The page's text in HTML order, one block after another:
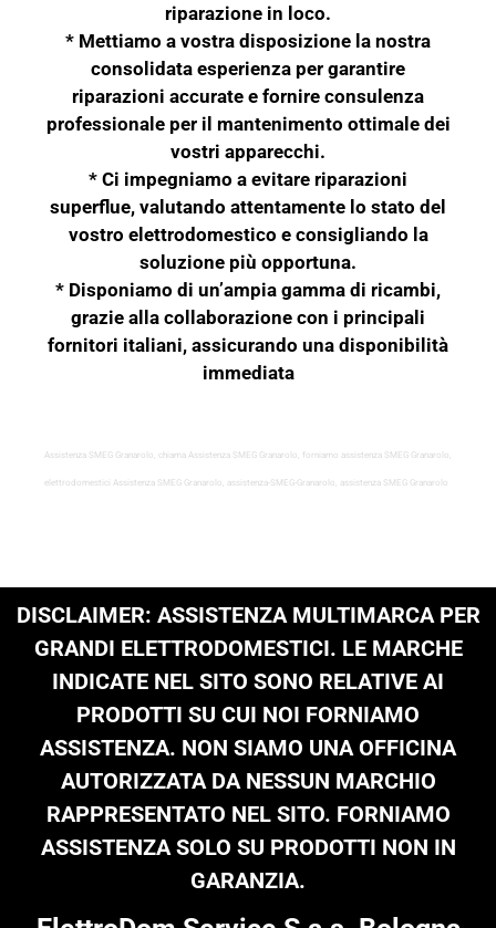
riparazione in loco.
* Mettiamo a vostra disposizione la nostra
consolidata esperienza per garantire
riparazioni accurate e fornire consulenza
professionale per il mantenimento ottimale dei
vostri apparecchi.
* Ci impegniamo a evitare riparazioni
superflue, valutando attentamente lo stato del
vostro elettrodomestico e consigliando la
soluzione più opportuna.
* Disponiamo di un’ampia gamma di ricambi,
grazie alla collaborazione con i principali
fornitori italiani, assicurando una disponibilità
immediata
Assistenza SMEG Granarolo, chiama Assistenza SMEG Granarolo, forniamo assistenza SMEG Granarolo,
elettrodomestici Assistenza SMEG Granarolo, assistenza-SMEG-Granarolo, assistenza SMEG Granarolo
DISCLAIMER: ASSISTENZA MULTIMARCA PER
GRANDI ELETTRODOMESTICI. LE MARCHE
INDICATE NEL SITO SONO RELATIVE AI
PRODOTTI SU CUI NOI FORNIAMO
ASSISTENZA. NON SIAMO UNA OFFICINA
AUTORIZZATA DA NESSUN MARCHIO
RAPPRESENTATO NEL SITO. FORNIAMO
ASSISTENZA SOLO SU PRODOTTI NON IN
GARANZIA.